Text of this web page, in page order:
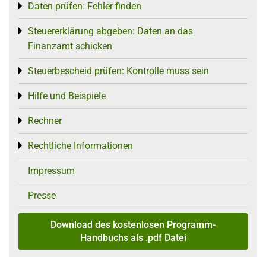
Daten prüfen: Fehler finden
Toggle menu
Steuererklärung abgeben: Daten an das
Finanzamt schicken
Toggle menu
Steuerbescheid prüfen: Kontrolle muss sein
Toggle menu
Hilfe und Beispiele
Toggle menu
Rechner
Toggle menu
Rechtliche Informationen
Toggle menu
Impressum
Presse
Download des kostenlosen Programm-
Handbuchs als .pdf Datei